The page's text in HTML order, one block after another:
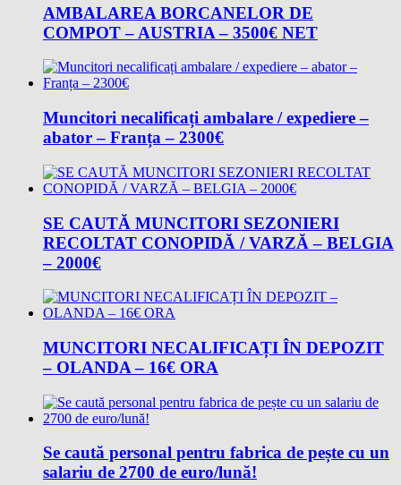
AMBALAREA BORCANELOR DE
COMPOT – AUSTRIA – 3500€ NET
Muncitori necalificați ambalare / expediere –
abator – Franța – 2300€
SE CAUTĂ MUNCITORI SEZONIERI
RECOLTAT CONOPIDĂ / VARZĂ – BELGIA
– 2000€
MUNCITORI NECALIFICAȚI ÎN DEPOZIT
– OLANDA – 16€ ORA
Se caută personal pentru fabrica de pește cu un
salariu de 2700 de euro/lună!